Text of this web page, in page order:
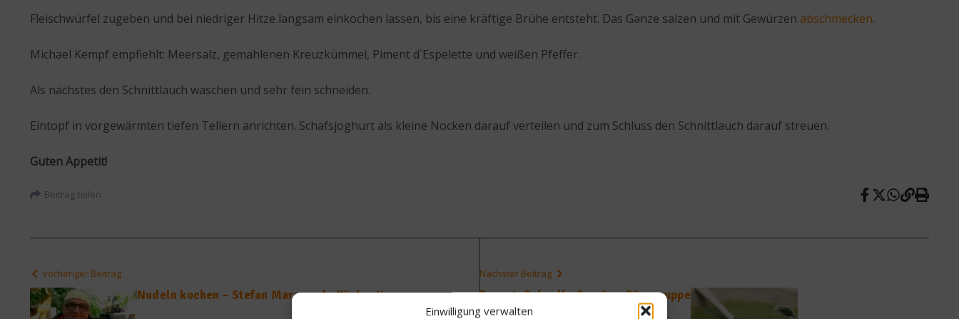
Einwilligung verwalten
Fleischwürfel zugeben und bei niedriger Hitze langsam einkochen lassen, bis eine kräftige Brühe entsteht. Das Ganze salzen und mit Gewürzen abschmecken.
Michael Kempf empfiehlt: Meersalz, gemahlenen Kreuzkümmel, Piment d`Espelette und weißen Pfeffer.
Als nächstes den Schnittlauch waschen und sehr fein schneiden.
Eintopf in vorgewärmten tiefen Tellern anrichten. Schafsjoghurt als kleine Nocken darauf verteilen und zum Schluss den Schnittlauch darauf streuen.
Guten Appetit!
Beitrag teilen
vorheriger Beitrag
Nudeln kochen – Stefan Marquards Küchentipps
Nächster Beitrag
Rezept: Schnelle Gemüse-Püreesuppe